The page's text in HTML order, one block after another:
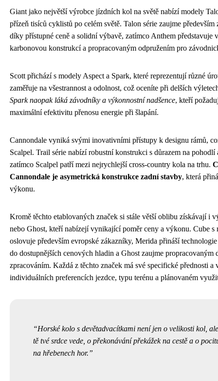
Giant jako největší výrobce jízdních kol na světě nabízí modely
přízeň tisíců cyklistů po celém světě. Talon série zaujme především
díky přístupné ceně a solidní výbavě, zatímco Anthem představuje
karbonovou konstrukcí a propracovaným odpružením pro
Scott přichází s modely Aspect a Spark, které reprezentují různé
zaměřuje na všestrannost a odolnost, což oceníte při delších
Spark naopak láká závodníky a výkonnostní nadšence, kteří
maximální efektivitu přenosu energie při šlapání.
Cannondale vyniká svými inovativními přístupy k designu rámů,
Scalpel. Trail série nabízí robustní konstrukci s důrazem na
zatímco Scalpel patří mezi nejrychlejší cross-country kola na trhu.
Cannondale je asymetrická konstrukce zadní stavby, která
výkonu.
Kromě těchto etablovaných značek si stále větší oblibu získávají i
nebo Ghost, kteří nabízejí vynikající poměr ceny a výkonu. Cube s
oslovuje především evropské zákazníky, Merida přináší
do dostupnějších cenových hladin a Ghost zaujme propracovaným
zpracováním. Každá z těchto značek má své specifické přednosti a
individuálních preferencích jezdce, typu terénu a plánovaném
Horské kolo s devětadvacítkami není jen o velikosti kol,
tě tvé srdce vede, o překonávání překážek na cestě a o
na hřebenech hor.